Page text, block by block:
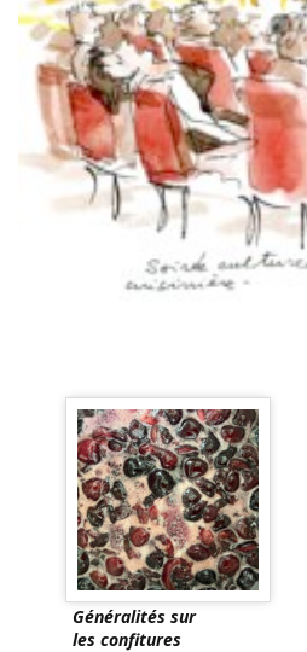
Généralités sur
les confitures